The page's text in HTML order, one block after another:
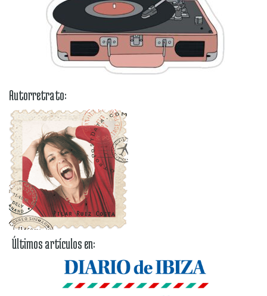
Autorretrato:
Últimos artículos en: